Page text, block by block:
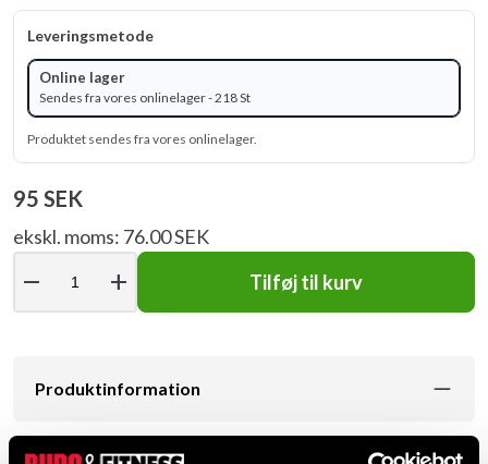
Leveringsmetode
Online lager
Sendes fra vores onlinelager - 218 St
Produktet sendes fra vores onlinelager.
95 SEK
ekskl. moms: 76.00 SEK
remove add Tilføj til kurv
Produktinformation
Adidas boxarlinda i tät stabil väv med tumögla och